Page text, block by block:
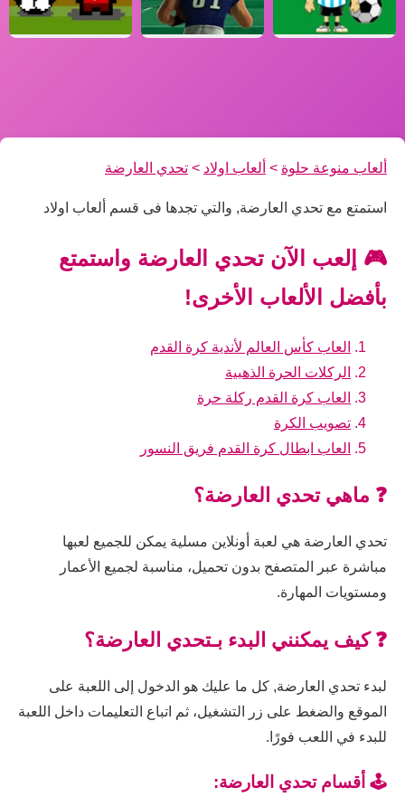
ألعاب منوعة حلوة > ألعاب اولاد > تحدي العارضة
استمتع مع تحدي العارضة, والتي تجدها فى قسم ألعاب اولاد
🎮 إلعب الآن تحدي العارضة واستمتع
بأفضل الألعاب الأخرى!
العاب كأس العالم لأندية كرة القدم
الركلات الحرة الذهبية
العاب كرة القدم ركلة حرة
تصويب الكرة
العاب ابطال كرة القدم فريق النسور
❓ ماهي تحدي العارضة؟
تحدي العارضة هي لعبة أونلاين مسلية يمكن للجميع لعبها
مباشرة عبر المتصفح بدون تحميل، مناسبة لجميع الأعمار
ومستويات المهارة.
❓ كيف يمكنني البدء بـتحدي العارضة؟
لبدء تحدي العارضة, كل ما عليك هو الدخول إلى اللعبة على
الموقع والضغط على زر التشغيل، ثم اتباع التعليمات داخل اللعبة
للبدء في اللعب فورًا.
🕹️ أقسام تحدي العارضة: